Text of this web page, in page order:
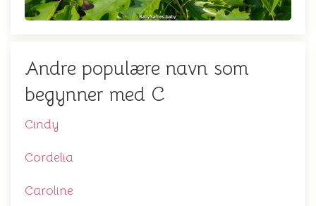
Andre populære navn som
begynner med C
Cindy
Cordelia
Caroline